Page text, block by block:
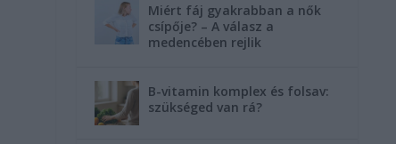
Miért fáj gyakrabban a nők
csípője? – A válasz a
medencében rejlik
B-vitamin komplex és folsav:
szükséged van rá?